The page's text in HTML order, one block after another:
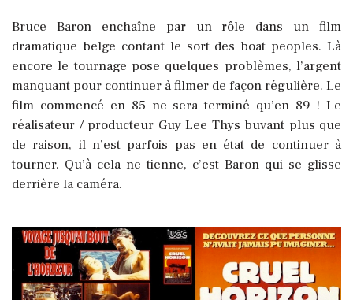
Bruce Baron enchaîne par un rôle dans un film
dramatique belge contant le sort des boat peoples. Là
encore le tournage pose quelques problèmes, l’argent
manquant pour continuer à filmer de façon régulière. Le
film commencé en 85 ne sera terminé qu’en 89 ! Le
réalisateur / producteur Guy Lee Thys buvant plus que
de raison, il n’est parfois pas en état de continuer à
tourner. Qu’à cela ne tienne, c’est Baron qui se glisse
derrière la caméra.